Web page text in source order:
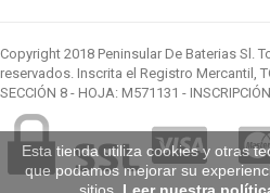
Copyright 2018 Peninsular De Baterias Sl.
reservados. Inscrita el Registro Mercantil,
SECCIÓN 8 - HOJA: M571131 -
Esta tienda utiliza cookies y otras
que podamos mejorar su